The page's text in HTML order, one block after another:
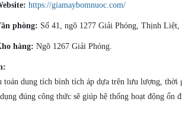
https://giamaybomnuoc.com/
phòng: Số 41, ngõ 1277 Giải Phóng, Thịnh
hàng: Ngõ 1267 Giải Phóng.
toán dung tích bình tích áp dựa trên lưu lượng, thời
đúng công thức sẽ giúp hệ thống hoạt động